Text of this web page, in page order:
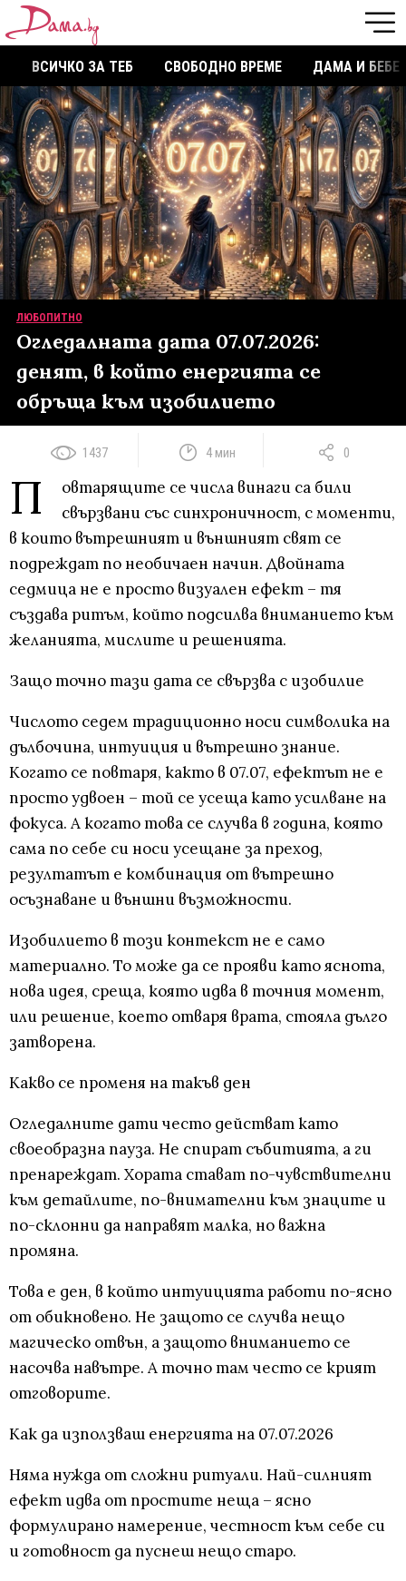
ВСИЧКО ЗА ТЕБ СВОБОДНО ВРЕМЕ ДАМА И БЕБЕ
ЛЮБОПИТНО
Огледалната дата 07.07.2026:
денят, в който енергията се
обръща към изобилието
1437 4 мин 0
П
овтарящите се числа винаги са били
свързвани със синхроничност, с моменти,
в които вътрешният и външният свят се
подреждат по необичаен начин. Двойната
седмица не е просто визуален ефект – тя
създава ритъм, който подсилва вниманието към
желанията, мислите и решенията.
Защо точно тази дата се свързва с изобилие
Числото седем традиционно носи символика на
дълбочина, интуиция и вътрешно знание.
Когато се повтаря, както в 07.07, ефектът не е
просто удвоен – той се усеща като усилване на
фокуса. А когато това се случва в година, която
сама по себе си носи усещане за преход,
резултатът е комбинация от вътрешно
осъзнаване и външни възможности.
Изобилието в този контекст не е само
материално. То може да се прояви като яснота,
нова идея, среща, която идва в точния момент,
или решение, което отваря врата, стояла дълго
затворена.
Какво се променя на такъв ден
Огледалните дати често действат като
своеобразна пауза. Не спират събитията, а ги
пренареждат. Хората стават по-чувствителни
към детайлите, по-внимателни към знаците и
по-склонни да направят малка, но важна
промяна.
Това е ден, в който интуицията работи по-ясно
от обикновено. Не защото се случва нещо
магическо отвън, а защото вниманието се
насочва навътре. А точно там често се крият
отговорите.
Как да използваш енергията на 07.07.2026
Няма нужда от сложни ритуали. Най-силният
ефект идва от простите неща – ясно
формулирано намерение, честност към себе си
и готовност да пуснеш нещо старо.